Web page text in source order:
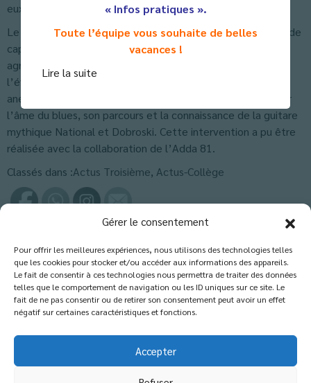
Gérer le consentement
Pour offrir les meilleures expériences, nous utilisons des technologies telles
que les cookies pour stocker et/ou accéder aux informations des appareils.
Le fait de consentir à ces technologies nous permettra de traiter des données
telles que le comportement de navigation ou les ID uniques sur ce site. Le
fait de ne pas consentir ou de retirer son consentement peut avoir un effet
négatif sur certaines caractéristiques et fonctions.
Accepter
« Infos pratiques ».
Toute l’équipe vous souhaite de belles
vacances !
Lire la suite
eux qu’un vague concept.
Le rapprochement avec le gospel étudié en classe permit de
capter l’auditoire immédiatement. L’intervenant sut aussi
agrémenter de riches documentaires vidéos et sonores
l’évolution de cette musique, distillant de nombreuses
anecdotes. Ce qui permit au terme d’1h30 de pouvoir saisir
l’âme du blues, son parcours et la connaissance de la guitare
mythique National et Dobroski. Cette intervention a pu être
réalisée avec la collaboration de l’Adda 81.
Classés dans :Actus Troisième, Actus-Collège
Laisser un commentaire
Vous devezvous connecterpour publier un commentaire.